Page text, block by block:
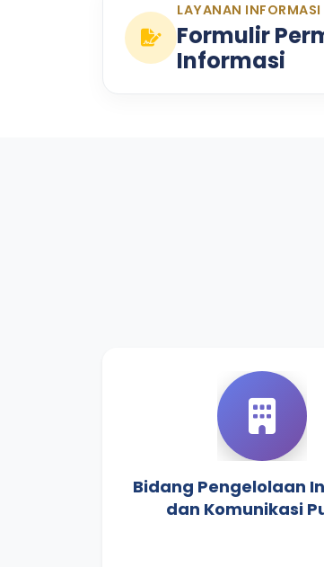
LAYANAN INFORMASI
Formulir
Informasi
Bidang Pengelolaan
dan Komunikasi